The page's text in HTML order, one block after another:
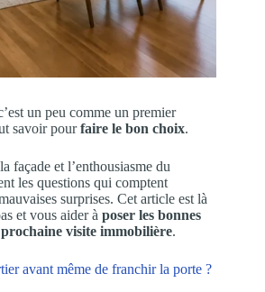
un peu comme un premier
savoir pourfaire le bon choix.
façade et l’enthousiasme du
les questions qui comptent
surprises. Cet article est là
et vous aider à poser les bonnes
visite immobilière.
avant même de franchir la porte ?